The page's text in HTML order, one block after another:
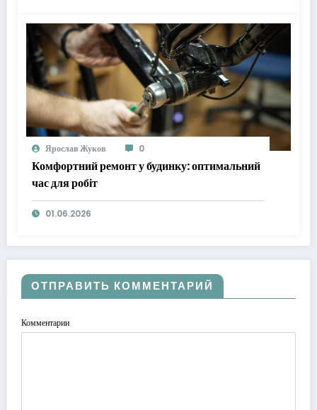
Ярослав Жуков 0
Комфортний ремонт у будинку: оптимальний
час для робіт
01.06.2026
ОТПРАВИТЬ КОММЕНТАРИЙ
Комментарии